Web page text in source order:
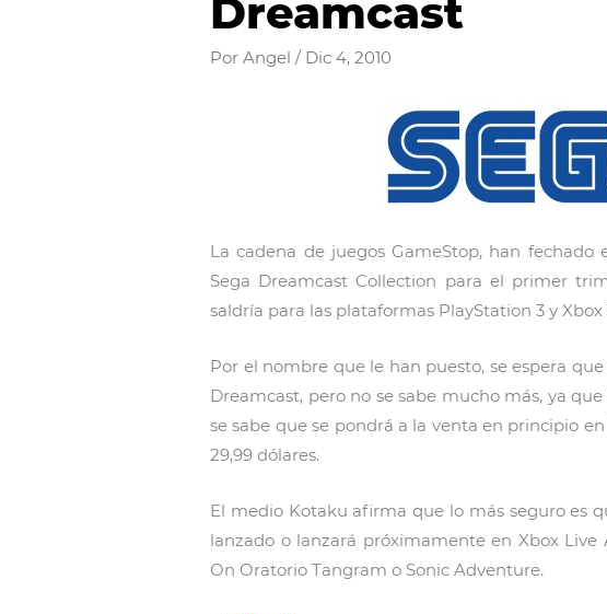
Dreamcast
PorAngel/ Dic 4, 2010
La cadena de juegos GameStop, han
Sega Dreamcast Collection para el primer
saldría para las plataformas PlayStation 3 y Xbox
Por el nombre que le han puesto, se espera
Dreamcast, pero no se sabe mucho más, ya
se sabe que se pondrá a la venta en principio
29,99 dólares.
El medio Kotaku afirma que lo más seguro es
lanzado o lanzará próximamente en Xbox Live
On Oratorio Tangram o Sonic Adventure.